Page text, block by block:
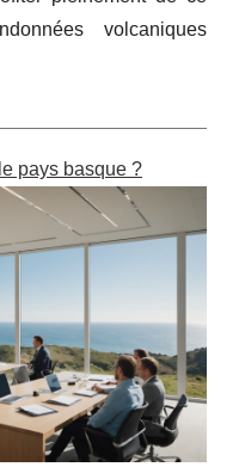
volcaniques
pays basque ?